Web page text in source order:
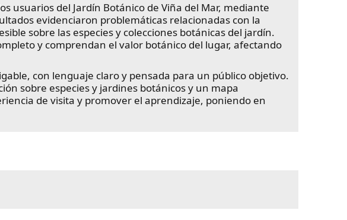
usuarios del Jardín Botánico de Viña del Mar, mediante
evidenciaron problemáticas relacionadas con la
sobre las especies y colecciones botánicas del jardín.
y comprendan el valor botánico del lugar, afectando
con lenguaje claro y pensada para un público objetivo.
sobre especies y jardines botánicos y un mapa
de visita y promover el aprendizaje, poniendo en